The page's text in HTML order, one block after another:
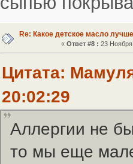
Re: Какое детское масло
« Ответ #8 : 23
Цитата:
20:02:29
Аллергии не
то мы еще